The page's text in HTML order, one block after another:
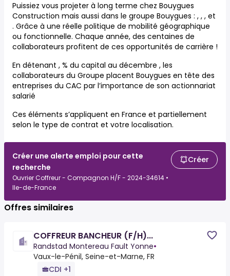
Puissiez vous projeter à long terme chez Bouygues
Construction mais aussi dans le groupe Bouygues : , , , et
. Grâce à une réelle politique de mobilité géographique
ou fonctionnelle. Chaque année, des centaines de
collaborateurs profitent de ces opportunités de carrière !
En détenant , % du capital au décembre , les
collaborateurs du Groupe placent Bouygues en tête des
entreprises du CAC par l’importance de son actionnariat
salarié
Ces éléments s’appliquent en France et partiellement
selon le type de contrat et votre localisation.
Créer une alerte emploi pour cette
recherche
Ouvrier Coffreur - Compagnon H/F - 2024-34614 •
Ile-de-France
Créer
Offres similaires
COFFREUR BANCHEUR (F/H)...
Randstad Montereau Fault Yonne•
Vaux-le-Pénil, Seine-et-Marne, FR
CDI +1